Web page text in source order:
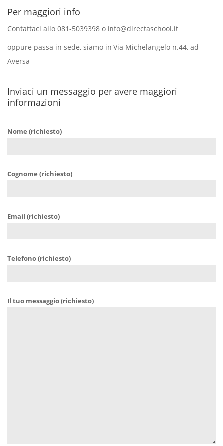
Per maggiori info
Contattaci allo 081-5039398 o info@directaschool.it
oppure passa in sede, siamo in Via Michelangelo n.44, ad
Aversa
Inviaci un messaggio per avere maggiori
informazioni
Nome (richiesto)
Cognome (richiesto)
Email (richiesto)
Telefono (richiesto)
Il tuo messaggio (richiesto)